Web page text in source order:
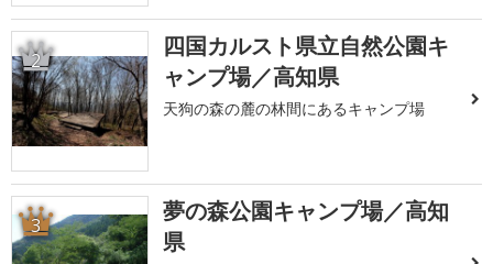
2
四国カルスト県立自然公園キ
ャンプ場／高知県
天狗の森の麓の林間にあるキャンプ場
3
夢の森公園キャンプ場／高知
県